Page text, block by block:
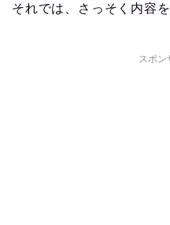
それでは、さっそく内容
スポン